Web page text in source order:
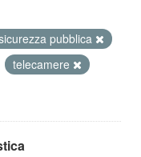
pubblica
telecamere